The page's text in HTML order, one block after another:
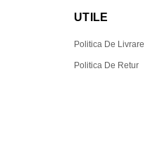
UTILE
Politica De Livrare
Politica De Retur